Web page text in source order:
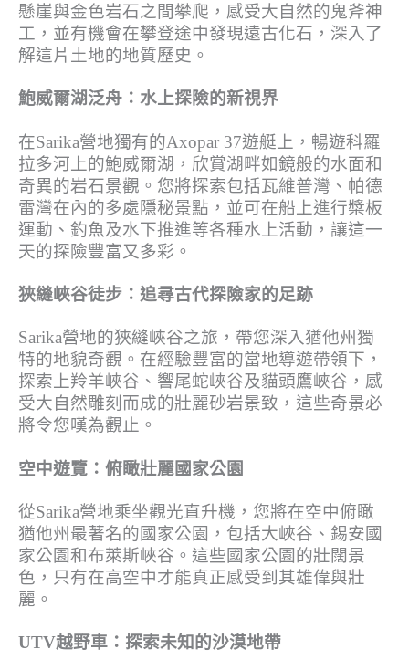
懸崖與金色岩石之間攀爬，感受大自然的鬼斧神
工，並有機會在攀登途中發現遠古化石，深入了
解這片土地的地質歷史。
鮑威爾湖泛舟：水上探險的新視界
在Sarika營地獨有的Axopar 37遊艇上，暢遊科羅
拉多河上的鮑威爾湖，欣賞湖畔如鏡般的水面和
奇異的岩石景觀。您將探索包括瓦維普灣、帕德
雷灣在內的多處隱秘景點，並可在船上進行槳板
運動、釣魚及水下推進等各種水上活動，讓這一
天的探險豐富又多彩。
狹縫峽谷徒步：追尋古代探險家的足跡
Sarika營地的狹縫峽谷之旅，帶您深入猶他州獨
特的地貌奇觀。在經驗豐富的當地導遊帶領下，
探索上羚羊峽谷、響尾蛇峽谷及貓頭鷹峽谷，感
受大自然雕刻而成的壯麗砂岩景致，這些奇景必
將令您嘆為觀止。
空中遊覽：俯瞰壯麗國家公園
從Sarika營地乘坐觀光直升機，您將在空中俯瞰
猶他州最著名的國家公園，包括大峽谷、錫安國
家公園和布萊斯峽谷。這些國家公園的壯闊景
色，只有在高空中才能真正感受到其雄偉與壯
麗。
UTV越野車：探索未知的沙漠地帶